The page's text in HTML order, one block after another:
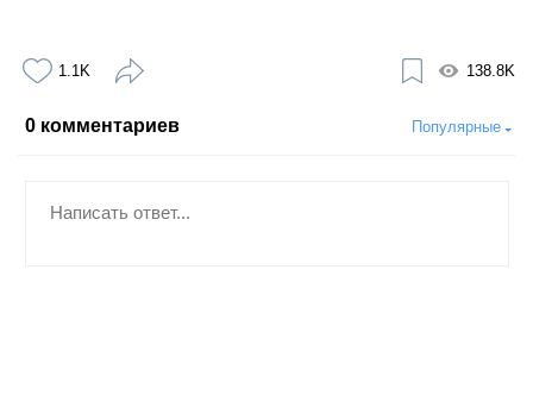
1.1K 138.8K
0 комментариев Популярные